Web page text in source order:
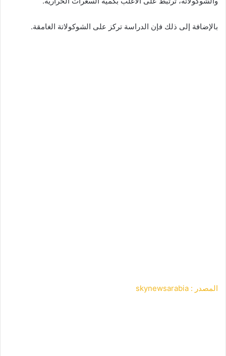
بالإضافة إلى ذلك فإن الدراسة تركز على الشوكولاتة الغامقة.
المصدر : skynewsarabia